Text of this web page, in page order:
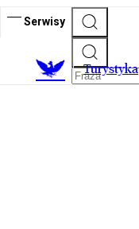
Serwisy
Turystyka